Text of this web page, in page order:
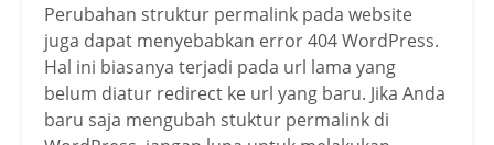
Perubahan struktur permalink pada website
juga dapat menyebabkan error 404 WordPress.
Hal ini biasanya terjadi pada url lama yang
belum diatur redirect ke url yang baru. Jika Anda
baru saja mengubah stuktur permalink di